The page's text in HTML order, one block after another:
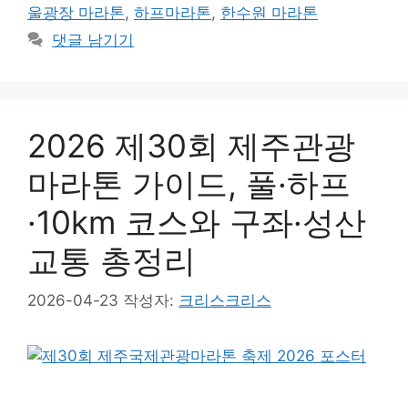
울광장 마라톤, 하프마라톤, 한수원 마라톤
댓글 남기기
2026 제30회 제주관광
마라톤 가이드, 풀·하프
·10km 코스와 구좌·성산
교통 총정리
2026-04-23 작성자: 크리스크리스